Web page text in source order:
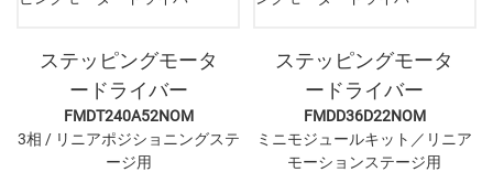
ステッピングモータ
ードライバー
FMDT240A52NOM
3相 / リニアポジショニングステ
ージ用
ステッピングモータ
ードライバー
FMDD36D22NOM
ミニモジュールキット／リニア
モーションステージ用